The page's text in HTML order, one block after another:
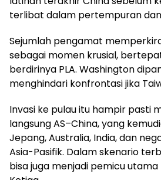
terlibat dalam pertempuran
Sejumlah pengamat
sebagai momen krusial,
berdirinya PLA. Washington
menghindari konfrontasi jika
Invasi ke pulau itu hampir pasti
langsung AS–China, yang
Jepang, Australia, India, dan
Asia-Pasifik. Dalam skenario
bisa juga menjadi pemicu utama